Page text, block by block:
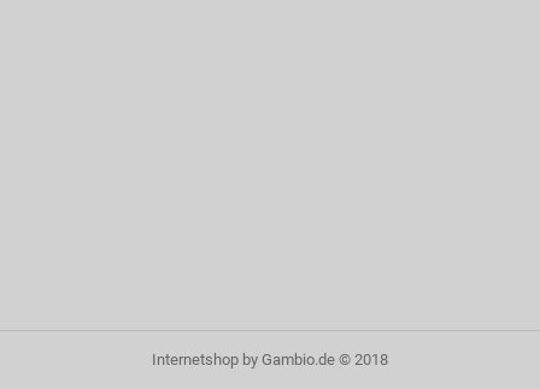
Internetshop by Gambio.de © 2018